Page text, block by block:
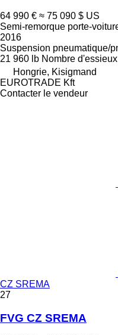
64 990 € ≈ 75 090 $ US
Semi-remorque porte-
2016
Suspension pneumatique/
21 960 lb Nombre d'essieux
Hongrie, Kisigmand
EUROTRADE Kft
Contacter le vendeur
CZ SREMA
27
FVG CZ SREMA